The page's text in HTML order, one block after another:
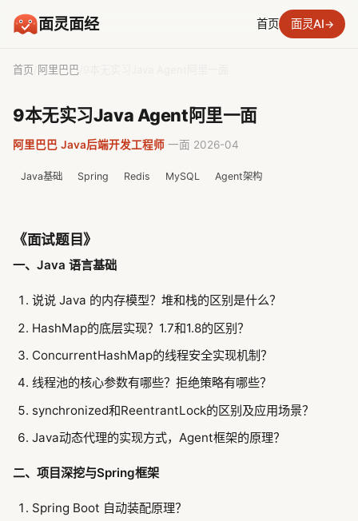
面灵面经 首页 面灵AI→
首页 阿里巴巴
9本无实习Java Agent阿里一面
阿里巴巴 Java后端开发工程师 一面 2026-04
Java基础 Spring Redis MySQL Agent架构
《面试题目》
一、Java 语言基础
说说 Java 的内存模型？堆和栈的区别是什么？
HashMap的底层实现？1.7和1.8的区别？
ConcurrentHashMap的线程安全实现机制？
线程池的核心参数有哪些？拒绝策略有哪些？
synchronized和ReentrantLock的区别及应用场景？
Java动态代理的实现方式，Agent框架的原理？
二、项目深挖与Spring框架
Spring Boot 自动装配原理？